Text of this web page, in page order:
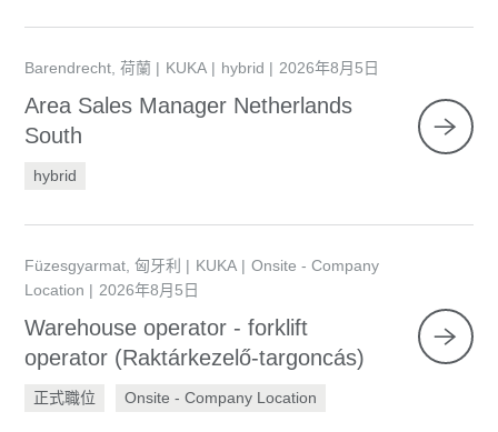
Barendrecht, 荷蘭 KUKA hybrid 2026年8月5日
Area Sales Manager Netherlands
South
hybrid
Füzesgyarmat, 匈牙利 KUKA
Onsite - Company
Location
2026年8月5日
Warehouse operator - forklift
operator (Raktárkezelő-targoncás)
正式職位 Onsite - Company Location